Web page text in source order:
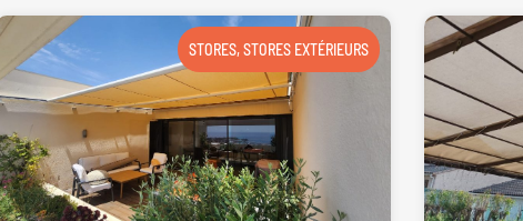
STORES,STORES EXTÉRIEURS